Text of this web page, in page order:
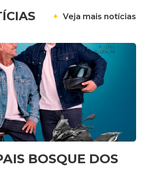
+ Veja mais notícias
BOSQUE DOS